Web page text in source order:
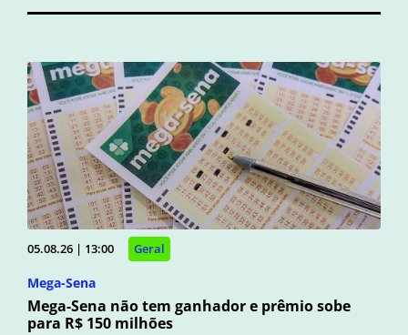
05.08.26 | 13:00 Geral
Mega-Sena
Mega-Sena não tem ganhador e prêmio sobe
para R$ 150 milhões